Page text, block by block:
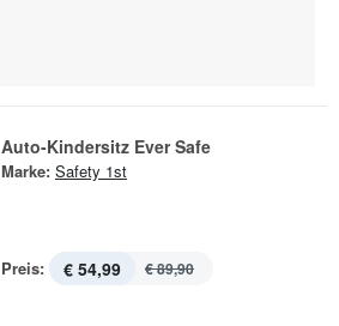
Auto-Kindersitz Ever Safe
Marke: Safety 1st
Preis: € 54,99 € 89,90